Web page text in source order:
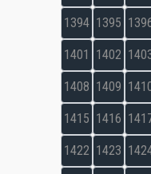
1394 1395
1401 1402
1408 1409
1415 1416
1422 1423